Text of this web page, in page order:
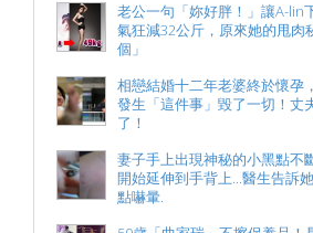
老公一句「妳好胖！」讓A-lin
氣狂減32公斤，原來她的甩肉
個」
相戀結婚十二年老婆終於懷孕
發生「這件事」毀了一切！丈
了！
妻子手上出現神秘的小黑點不
開始延伸到手背上...醫生告訴
點嚇暈.